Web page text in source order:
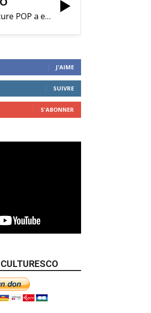
La Culture POP a enfin trouvé sa RADIO !
J'AIME
SUIVRE
S'ABONNER